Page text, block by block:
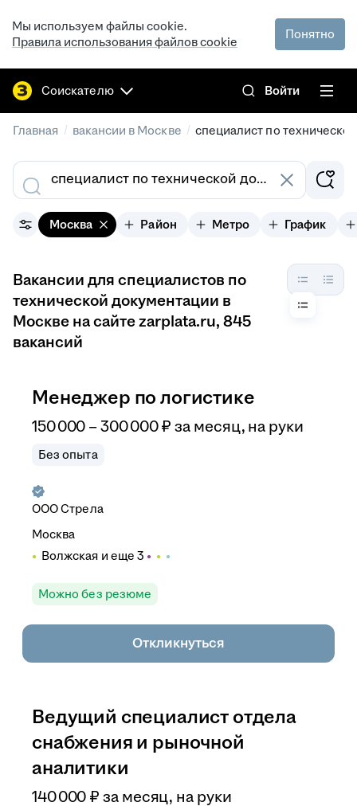
Мы используем файлы cookie.
Правила использования файлов cookie
Понятно
Соискателю Войти
Главная / вакансии в Москве / специалист по
Москва Район Метро График
Вакансии для специалистов по
технической документации в
Москве на сайте zarplata.ru, 845
вакансий
Менеджер по логистике
150 000 –300 000₽ за месяц, на руки
Без опыта
ОООСтрела
Москва
Волжская и еще 3
Можно без резюме
Откликнуться
Ведущий специалист отдела
снабжения и рыночной
аналитики
140 000 ₽ за месяц, на руки